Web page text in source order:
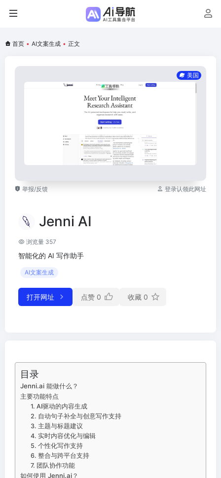
首页 • AI文案生成 • 正文
美国
举报/反馈 登录认领此网址
Jenni AI
浏览量 357
智能化的 AI 写作助手
AI文案生成
打开网址 点赞 0 收藏 0
目录
Jenni.ai 能做什么？
主要功能特点
1. AI驱动的内容生成
2. 自动句子补全与创意写作支持
3. 主题与标题建议
4. 实时内容优化与编辑
5. 个性化写作支持
6. 整合与跨平台支持
7. 团队协作功能
如何使用 Jenni.ai？